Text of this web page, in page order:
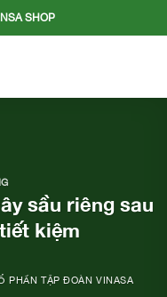
SHOP
sầu riêng sau
kiệm
PHẦN TẬP ĐOÀN VINASA